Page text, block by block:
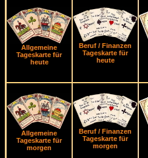
Allgemeine
Tageskarte für
heute
Beruf / Finanzen
Tageskarte für
heute
Allgemeine
Tageskarte für
morgen
Beruf / Finanzen
Tageskarte für
morgen